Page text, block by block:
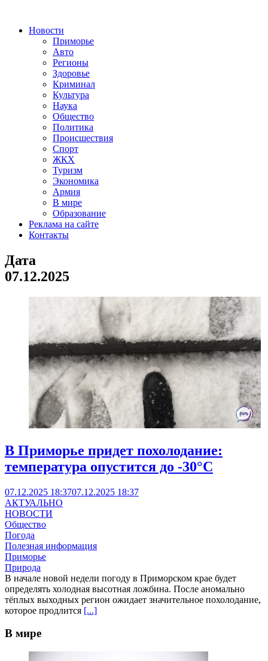
Новости
Приморье
Авто
Регионы
Здоровье
Криминал
Культура
Наука
Общество
Политика
Происшествия
Спорт
ЖКХ
Туризм
Экономика
Армия
В мире
Образование
Реклама на сайте
Контакты
Дата
07.12.2025
В Приморье придет похолодание:
температура опустится до -30°C
07.12.2025 18:3707.12.2025 18:37
АКТУАЛЬНО
НОВОСТИ
Общество
Погода
Полезная информация
Приморье
Природа
В начале новой недели погоду в Приморском крае будет
определять холодная высотная ложбина. После аномально
тёплых выходных регион ожидает значительное похолодание,
которое продлится [...]
В мире